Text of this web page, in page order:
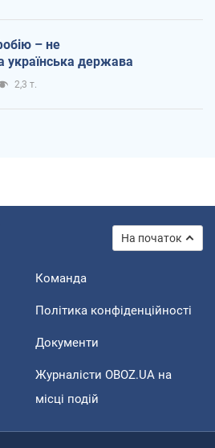
– не
українська держава
2,3 т.
На початок
Команда
Політика конфіденційності
Документи
Журналісти OBOZ.UA на
місці подій